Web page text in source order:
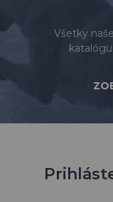
Všetky